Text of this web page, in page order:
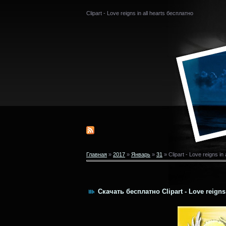
Clipart - Love reigns in all hearts бесплатно
Главная » 2017 » Январь » 31 » Clipart - Love reigns in
Скачать бесплатно Clipart - Love